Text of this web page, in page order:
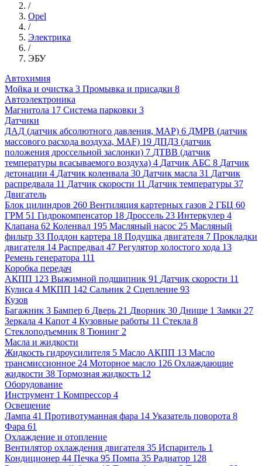
/
Opel
/
Электрика
/
ЭБУ
Автохимия
Мойка и очистка 3 Промывка и присадки 8
Автоэлектроника
Магнитола 17 Система парковки 3
Датчики
ДАД (датчик абсолютного давления, MAP) 6 ДМРВ (датчик
массового расхода воздуха, MAF) 19 ДПДЗ (датчик
положения дроссельной заслонки) 7 ДТВВ (датчик
температуры всасываемого воздуха) 4 Датчик АБС 8 Датчик
детонации 4 Датчик коленвала 30 Датчик масла 31 Датчик
распредвала 11 Датчик скорости 11 Датчик температуры 37
Двигатель
Блок цилиндров 260 Вентиляция картерных газов 2 ГБЦ 60
ГРМ 51 Гидрокомпенсатор 18 Дроссель 23 Интеркулер 4
Клапана 62 Коленвал 195 Масляный насос 25 Масляный
фильтр 33 Поддон картера 18 Подушка двигателя 7 Прокладки
двигателя 14 Распредвал 47 Регулятор холостого хода 13
Ремень генератора 111
Коробка передач
АКПП 123 Выжимной подшипник 91 Датчик скорости 11
Кулиса 4 МКПП 142 Сальник 2 Сцепление 93
Кузов
Багажник 3 Бампер 6 Дверь 21 Дворник 30 Днище 1 Замки 27
Зеркала 4 Капот 4 Кузовные работы 11 Стекла 8
Стеклоподъемник 8 Тюнинг 2
Масла и жидкости
Жидкость гидроусилителя 5 Масло АКПП 13 Масло
трансмиссионное 24 Моторное масло 126 Охлаждающие
жидкости 38 Тормозная жидкость 12
Оборудование
Инструмент 1 Компрессор 4
Освещение
Лампа 41 Противотуманная фара 14 Указатель поворота 8
Фара 61
Охлаждение и отопление
Вентилятор охлаждения двигателя 35 Испаритель 1
Кондиционер 44 Печка 95 Помпа 35 Радиатор 128